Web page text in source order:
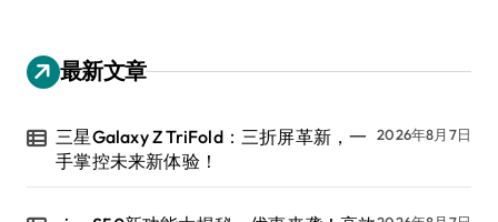
最新文章
三星Galaxy Z TriFold：三折屏革新，一
手掌控未来新体验！
2026年8月7日